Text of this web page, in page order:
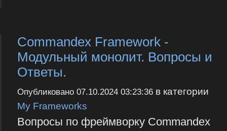
Commandex Framework -
Модульный монолит. Вопросы и
Ответы.
Опубликовано 07.10.2024 03:23:36в категории
My Frameworks
Вопросы по фреймворку Commandex